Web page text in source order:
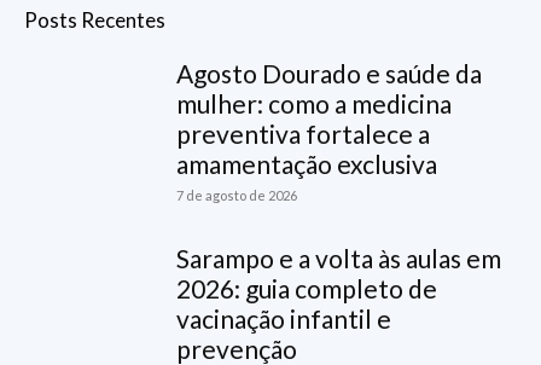
Posts Recentes
Agosto Dourado e saúde da
mulher: como a medicina
preventiva fortalece a
amamentação exclusiva
7 de agosto de 2026
Sarampo e a volta às aulas em
2026: guia completo de
vacinação infantil e
prevenção